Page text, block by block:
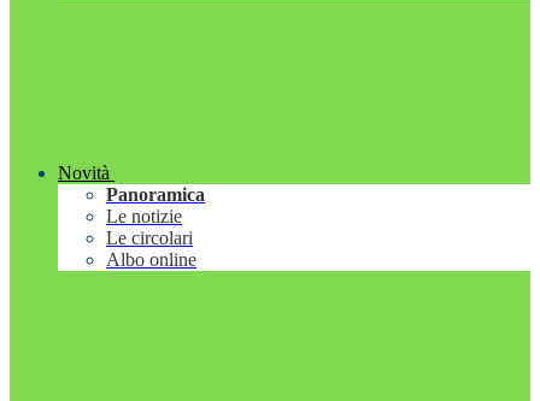
Novità
Panoramica
Le notizie
Le circolari
Albo online